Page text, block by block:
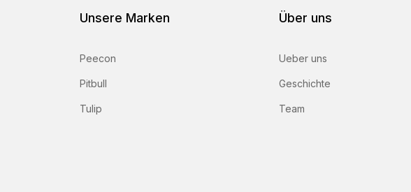
Unsere Marken
Peecon
Pitbull
Tulip
Über uns
Ueber uns
Geschichte
Team